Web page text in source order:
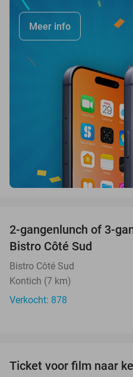
Meer info
2-gangenlunch of 3-
Bistro Côté Sud
Bistro Côté Sud
Kontich (7 km)
Verkocht: 878
Ticket voor film naar